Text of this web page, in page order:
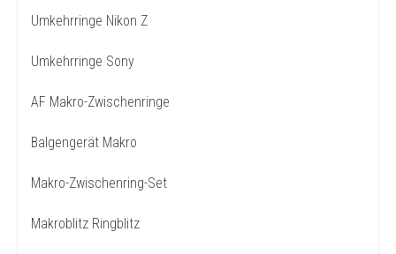
Umkehrringe Nikon Z
Umkehrringe Sony
AF Makro-Zwischenringe
Balgengerät Makro
Makro-Zwischenring-Set
Makroblitz Ringblitz